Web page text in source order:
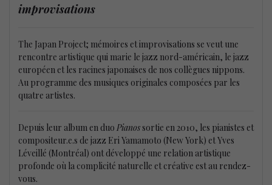
improvisations
The Japan Project; mémoires et improvisations se veut une
rencontre artistique qui marie le jazz nord-américain, le jazz
européen et les racines japonaises de nos collègues nippons.
Au programme des musiques originales composées par les
quatre artistes.
Depuis leur album en duo Pianossortie en 2010, les pianistes et
compositeur.e.s de jazz Eri Yamamoto (New York) et Yves
Léveillé (Montréal) ont développé une relation artistique
profonde où la complicité naturelle et créative est au rendez-
vous.